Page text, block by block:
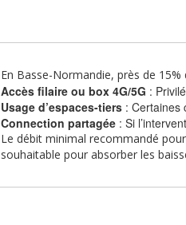
En Basse-Normandie, près de
Accès filaire ou box 4G/5G :
Usage d’espaces-tiers : Certaines
Connection partagée : Si
Le débit minimal recommandé
souhaitable pour absorber les